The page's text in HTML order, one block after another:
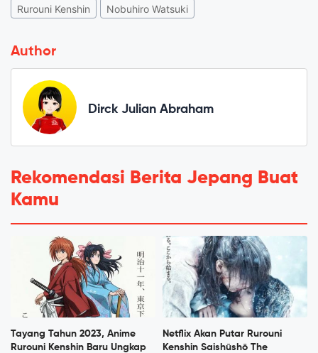
Rurouni Kenshin Nobuhiro Watsuki
Author
Dirck Julian Abraham
Rekomendasi Berita Jepang Buat
Kamu
Tayang Tahun 2023, Anime
Rurouni Kenshin Baru Ungkap
Netflix Akan Putar Rurouni
Kenshin Saishūshō The